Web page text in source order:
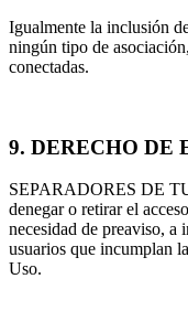
Igualmente la inclusión
ningún tipo de
conectadas.
9. DERECHO DE
SEPARADORES DE
denegar o retirar el
necesidad de preaviso, a
usuarios que incumplan
Uso.